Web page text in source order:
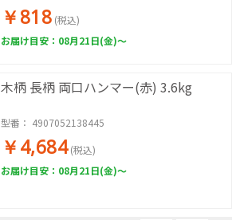
￥818 (税込)
お届け目安：08月21日(金)～
木柄 長柄 両口ハンマー(赤) 3.6kg
型番： 4907052138445
￥4,684 (税込)
お届け目安：08月21日(金)～